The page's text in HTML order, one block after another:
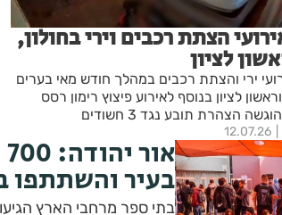
הצתת רכבים וירי בחולון,
לציון
ירי והצתת רכבים במהלך חודש מאי בערים
לציון בנוסף לאירוע פיצוץ רימון רסס
הצהרת תובע נגד 3 חשודים
12.07.26
בעיר והשתתפו
בתי ספר מרחבי הארץ